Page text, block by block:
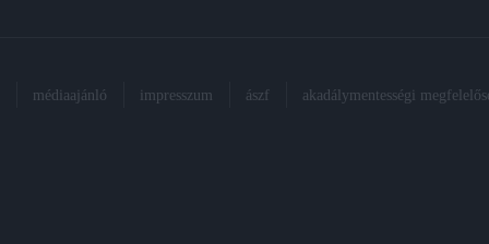
médiaajánló impresszum ászf akadálymentességi